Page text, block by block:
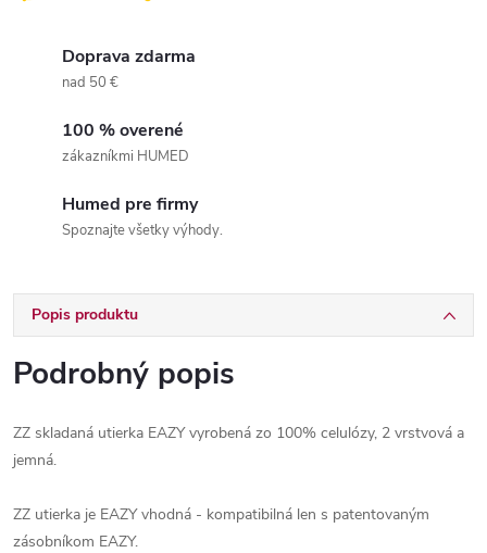
Doprava zdarma
nad 50 €
100 % overené
zákazníkmi HUMED
Humed pre firmy
Spoznajte všetky výhody.
Popis produktu
Podrobný popis
ZZ skladaná utierka EAZY vyrobená zo 100% celulózy, 2 vrstvová a
jemná.
ZZ utierka je EAZY vhodná - kompatibilná len s patentovaným
zásobníkom EAZY.